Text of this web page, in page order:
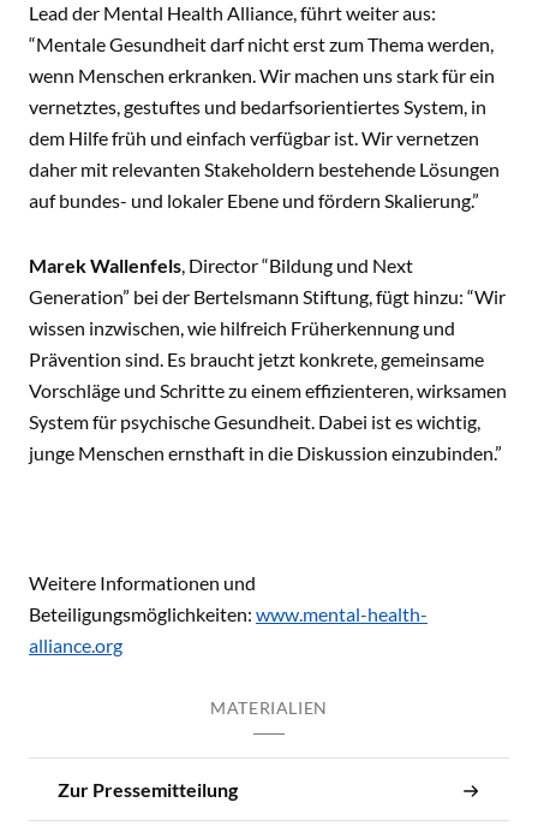
Lead der Mental Health Alliance, führt weiter aus:
“Mentale Gesundheit darf nicht erst zum Thema werden,
wenn Menschen erkranken. Wir machen uns stark für ein
vernetztes, gestuftes und bedarfsorientiertes System, in
dem Hilfe früh und einfach verfügbar ist. Wir vernetzen
daher mit relevanten Stakeholdern bestehende Lösungen
auf bundes- und lokaler Ebene und fördern Skalierung.”
Marek Wallenfels, Director “Bildung und Next
Generation” bei der Bertelsmann Stiftung, fügt hinzu: “Wir
wissen inzwischen, wie hilfreich Früherkennung und
Prävention sind. Es braucht jetzt konkrete, gemeinsame
Vorschläge und Schritte zu einem effizienteren, wirksamen
System für psychische Gesundheit. Dabei ist es wichtig,
junge Menschen ernsthaft in die Diskussion einzubinden.”
Weitere Informationen und
Beteiligungsmöglichkeiten: www.mental-health-
alliance.org
MATERIALIEN
Zur Pressemitteilung